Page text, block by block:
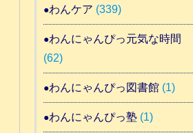
わんケア (339)
わんにゃんぴっ元気な時間
(62)
わんにゃんぴっ図書館(1)
わんにゃんぴっ塾(1)